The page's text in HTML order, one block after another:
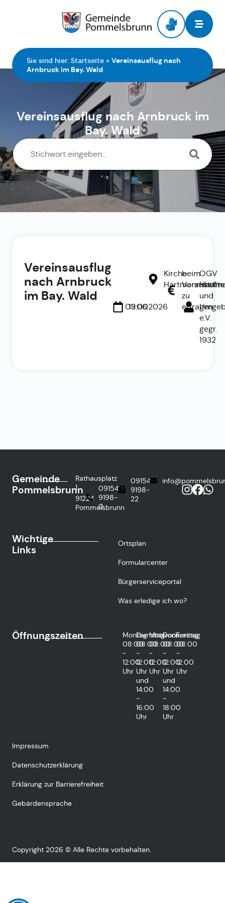
Sie sind hier: Startseite » Vereinsausflug nach
Arnbruck im Bay. Wald
Vereinsausflug nach Arnbruck im
Bay. Wald
Vereinsausflug
nach Arnbruck
im Bay. Wald
13.06.2026
09:00
Kirche
Hartmannshof
beim
zu
erfragen
OGV
und
e.V.
gegr.
1932
Gemeinde
Pommelsbrunn
Rathausplatz
1
91224
Pommelsbrunn
09154
9198-
0
09154
9198-
22
Wichtige
Links
Ortsplan
Formularcenter
Bürgerserviceportal
Was erledige ich wo?
Öffnungszeiten
Montag
08:00
-
12:00
Uhr
Dienstag
08:00
-
12:00
Uhr
und
14:00
-
16:00
Uhr
Mittwoch
08:00
-
12:00
Uhr
Donnerstag
08:00
-
12:00
Uhr
und
14:00
-
18:00
Uhr
Freitag
08:00
-
12:00
Uhr
Impressum
Datenschutzerklärung
Erklärung zur Barrierefreiheit
Gebärdensprache
Copyright 2026 © Alle Rechte vorbehalten.